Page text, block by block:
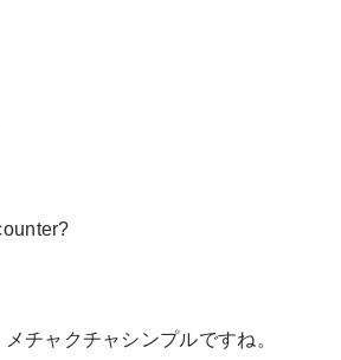
チャクチャシンプルですね。